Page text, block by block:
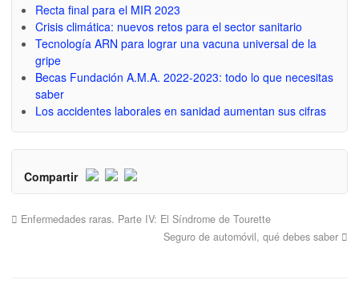
Recta final para el MIR 2023
Crisis climática: nuevos retos para el sector sanitario
Tecnología ARN para lograr una vacuna universal de la
gripe
Becas Fundación A.M.A. 2022-2023: todo lo que necesitas
saber
Los accidentes laborales en sanidad aumentan sus cifras
Compartir
Enfermedades raras. Parte IV: El Síndrome de Tourette
Seguro de automóvil, qué debes saber